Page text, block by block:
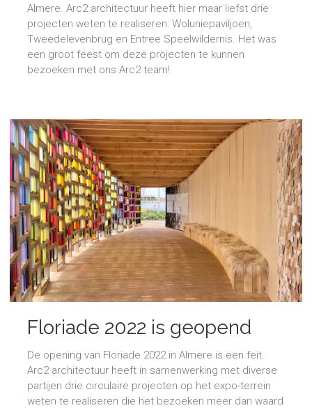
Almere. Arc2 architectuur heeft hier maar liefst drie
projecten weten te realiseren: Woluniepaviljoen,
Tweedelevenbrug en Entree Speelwildernis. Het was
een groot feest om deze projecten te kunnen
bezoeken met ons Arc2 team!
Floriade 2022 is geopend
De opening van Floriade 2022 in Almere is een feit.
Arc2 architectuur heeft in samenwerking met diverse
partijen drie circulaire projecten op het expo-terrein
weten te realiseren die het bezoeken meer dan waard